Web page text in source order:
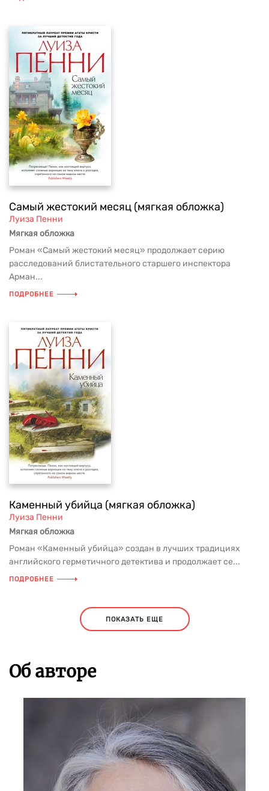
Самый жестокий месяц (мягкая обложка)
Луиза Пенни
Мягкая обложка
Роман «Самый жестокий месяц» продолжает серию
расследований блистательного старшего инспектора
Арман...
ПОДРОБНЕЕ
Каменный убийца (мягкая обложка)
Луиза Пенни
Мягкая обложка
Роман «Каменный убийца» создан в лучших традициях
английского герметичного детектива и продолжает се...
ПОДРОБНЕЕ
ПОКАЗАТЬ ЕЩЕ
Об авторе